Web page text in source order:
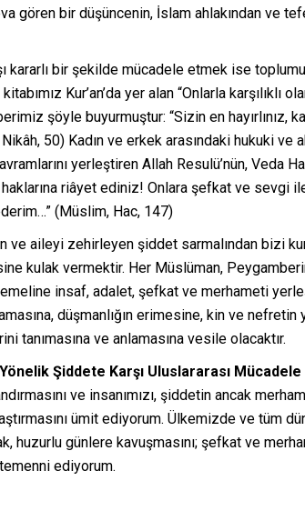
gören bir düşüncenin, İslam ahlakından ve
kararlı bir şekilde mücadele etmek ise
Kur’an’da yer alan “Onlarla karşılıklı
şöyle buyurmuştur: “Sizin en hayırlınız,
Nikâh, 50) Kadın ve erkek arasındaki hukuki
yerleştiren Allah Resulü’nün, Veda
haklarına riâyet ediniz! Onlara şefkat ve sevgi
(Müslim, Hac, 147)
ve aileyi zehirleyen şiddet sarmalından bizi
kulak vermektir. Her Müslüman,
insaf, adalet, şefkat ve merhameti
düşmanlığın erimesine, kin ve
tanımasına ve anlamasına vesile olacaktır.
Yönelik Şiddete Karşı Uluslararası Mücadele
ve insanımızı, şiddetin ancak
ümit ediyorum. Ülkemizde ve tüm
huzurlu günlere kavuşmasını; şefkat ve
ediyorum.